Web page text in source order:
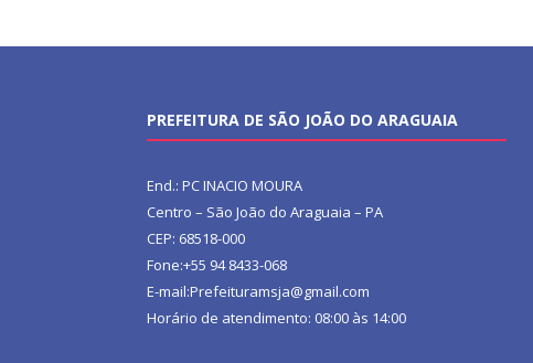
PREFEITURA DE SÃO JOÃO DO ARAGUAIA
End.: PC INACIO MOURA
Centro – São João do Araguaia – PA
CEP: 68518-000
Fone:+55 94 8433-068
E-mail:Prefeituramsja@gmail.com
Horário de atendimento: 08:00 às 14:00